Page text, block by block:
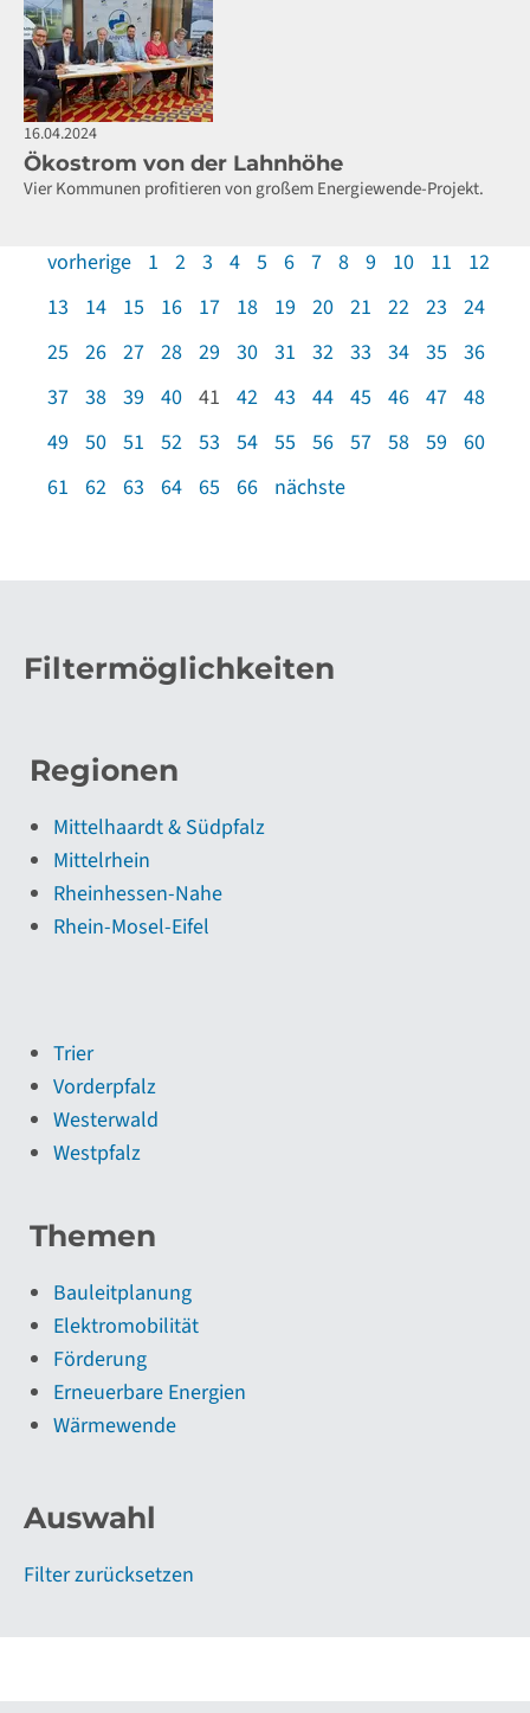
16.04.2024
Ökostrom von der Lahnhöhe
Vier Kommunen profitieren von großem Energiewende-Projekt.
vorherige 1 2 3 4 5 6 7 8 9 10 11
12
13
14 15 16 17 18 19 20 21 22 23 24
25 26 27 28 29 30 31 32 33 34 35 36
37 38 39 40 41 42 43 44 45 46 47 48
49 50 51 52 53 54 55 56 57 58 59 60
61 62 63 64 65 66 nächste
Filtermöglichkeiten
Regionen
Mittelhaardt & Südpfalz
Mittelrhein
Rheinhessen-Nahe
Rhein-Mosel-Eifel
Trier
Vorderpfalz
Westerwald
Westpfalz
Themen
Bauleitplanung
Elektromobilität
Förderung
Erneuerbare Energien
Wärmewende
Auswahl
Filter zurücksetzen